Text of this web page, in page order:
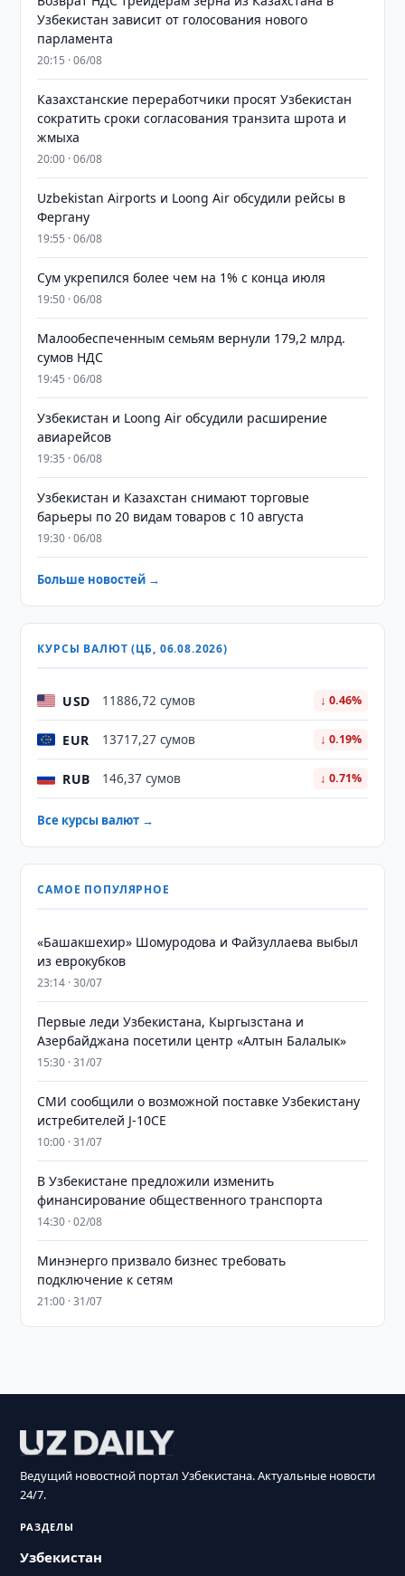
Узбекистан зависит от голосования нового
парламента
20:15 · 06/08
Казахстанские переработчики просят Узбекистан
сократить сроки согласования транзита шрота и
жмыха
20:00 · 06/08
Uzbekistan Airports и Loong Air обсудили рейсы в
Фергану
19:55 · 06/08
Сум укрепился более чем на 1% с конца июля
19:50 · 06/08
Малообеспеченным семьям вернули 179,2 млрд.
сумов НДС
19:45 · 06/08
Узбекистан и Loong Air обсудили расширение
авиарейсов
19:35 · 06/08
Узбекистан и Казахстан снимают торговые
барьеры по 20 видам товаров с 10 августа
19:30 · 06/08
Больше новостей →
КУРСЫ ВАЛЮТ (ЦБ, 06.08.2026)
USD 11886,72 сумов ↓ 0.46%
EUR 13717,27 сумов ↓ 0.19%
RUB 146,37 сумов ↓ 0.71%
Все курсы валют →
САМОЕ ПОПУЛЯРНОЕ
«Башакшехир» Шомуродова и Файзуллаева выбыл
из еврокубков
23:14 · 30/07
Первые леди Узбекистана, Кыргызстана и
Азербайджана посетили центр «Алтын Балалык»
15:30 · 31/07
СМИ сообщили о возможной поставке Узбекистану
истребителей J-10CE
10:00 · 31/07
В Узбекистане предложили изменить
финансирование общественного транспорта
14:30 · 02/08
Минэнерго призвало бизнес требовать
подключение к сетям
21:00 · 31/07
Ведущий новостной портал Узбекистана. Актуальные новости
24/7.
РАЗДЕЛЫ
Узбекистан